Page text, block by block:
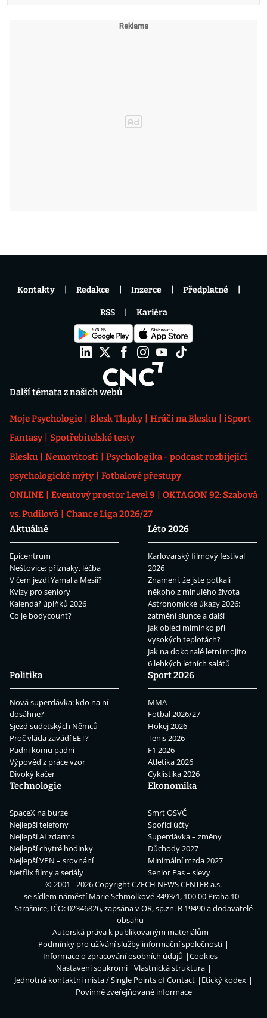
Další témata z našich webů
Moje Psychologie Blesk Tlapky Hráči na Blesku
iSport
Fantasy
Spotřebitelské testy
Blesku
Nemovitosti
Psychologika - podcast rozbíjející
psychologické mýty
Fotbalové přestupy
ONLINE
Eventový prostor Level 9
OKTAGON 92: Szabová
vs. Pudilová
Chance Liga 2026/27
Aktuálně
Epicentrum
Neštovice: příznaky, léčba
V čem jezdí Yamal a Mesii?
Kvízy pro seniory
Kalendář úplňků 2026
Co je bodycount?
Léto 2026
Karlovarský filmový festival
2026
Znamení, že jste potkali
někoho z minulého života
Astronomické úkazy 2026:
zatmění slunce a další
Jak obléci miminko při
vysokých teplotách?
Jak na dokonalé letní mojito
6 lehkých letních salátů
Politika
Nová superdávka: kdo na ní
dosáhne?
Sjezd sudetských Němců
Proč vláda zavádí EET?
Padni komu padni
Výpověď z práce vzor
Divoký kačer
Sport 2026
MMA
Fotbal 2026/27
Hokej 2026
Tenis 2026
F1 2026
Atletika 2026
Cyklistika 2026
Technologie
SpaceX na burze
Nejlepší telefony
Nejlepší AI zdarma
Nejlepší chytré hodinky
Nejlepší VPN – srovnání
Netflix filmy a seriály
Ekonomika
Smrt OSVČ
Spořicí účty
Superdávka – změny
Důchody 2027
Minimální mzda 2027
Senior Pas – slevy
Kontakty Redakce Inzerce Předplatné
RSS Kariéra
© 2001 - 2026 CopyrightCZECH NEWS CENTER a.s.
se sídlem náměstí Marie Schmolkové 3493/1, 100 00 Praha 10 -
Strašnice, IČO: 02346826, zapsána v OR, sp.zn. B 19490 a dodavatelé
obsahu
Autorská práva k publikovaným materiálům
Podmínky pro užívání služby informační společnosti
Informace o zpracování osobních údajů
Cookies
Nastavení soukromí
Vlastnická struktura
Jednotná kontaktní místa / Single Points of Contact
Etický kodex
Povinně zveřejňované informace